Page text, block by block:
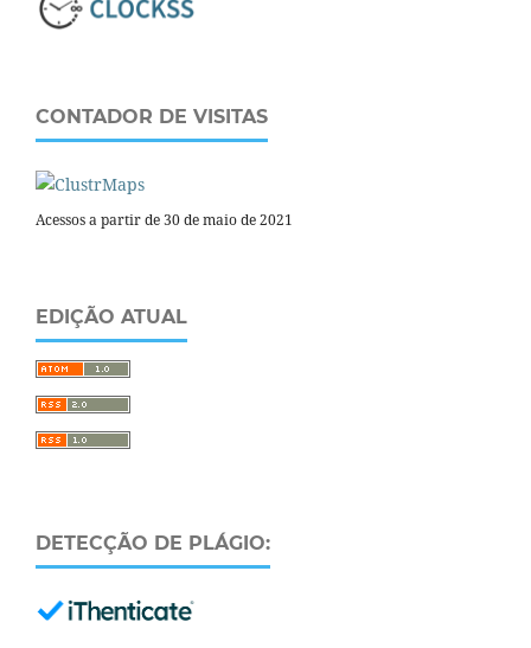
CONTADOR DE VISITAS
Acessos a partir de 30 de maio de 2021
EDIÇÃO ATUAL
DETECÇÃO DE PLÁGIO: